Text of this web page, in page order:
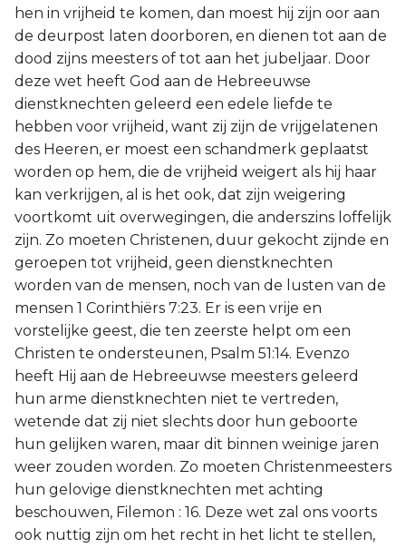
hen in vrijheid te komen, dan moest hij zijn oor aan
de deurpost laten doorboren, en dienen tot aan de
dood zijns meesters of tot aan het jubeljaar. Door
deze wet heeft God aan de Hebreeuwse
dienstknechten geleerd een edele liefde te
hebben voor vrijheid, want zij zijn de vrijgelatenen
des Heeren, er moest een schandmerk geplaatst
worden op hem, die de vrijheid weigert als hij haar
kan verkrijgen, al is het ook, dat zijn weigering
voortkomt uit overwegingen, die anderszins loffelijk
zijn. Zo moeten Christenen, duur gekocht zijnde en
geroepen tot vrijheid, geen dienstknechten
worden van de mensen, noch van de lusten van de
mensen 1 Corinthiërs 7:23. Er is een vrije en
vorstelijke geest, die ten zeerste helpt om een
Christen te ondersteunen, Psalm 51:14. Evenzo
heeft Hij aan de Hebreeuwse meesters geleerd
hun arme dienstknechten niet te vertreden,
wetende dat zij niet slechts door hun geboorte
hun gelijken waren, maar dit binnen weinige jaren
weer zouden worden. Zo moeten Christenmeesters
hun gelovige dienstknechten met achting
beschouwen, Filemon : 16. Deze wet zal ons voorts
ook nuttig zijn om het recht in het licht te stellen,